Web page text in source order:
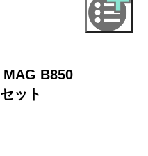
MAG B850
ット